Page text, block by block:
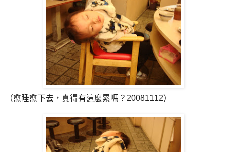
（愈睡愈下去，真得有這麼累嗎？20081112）